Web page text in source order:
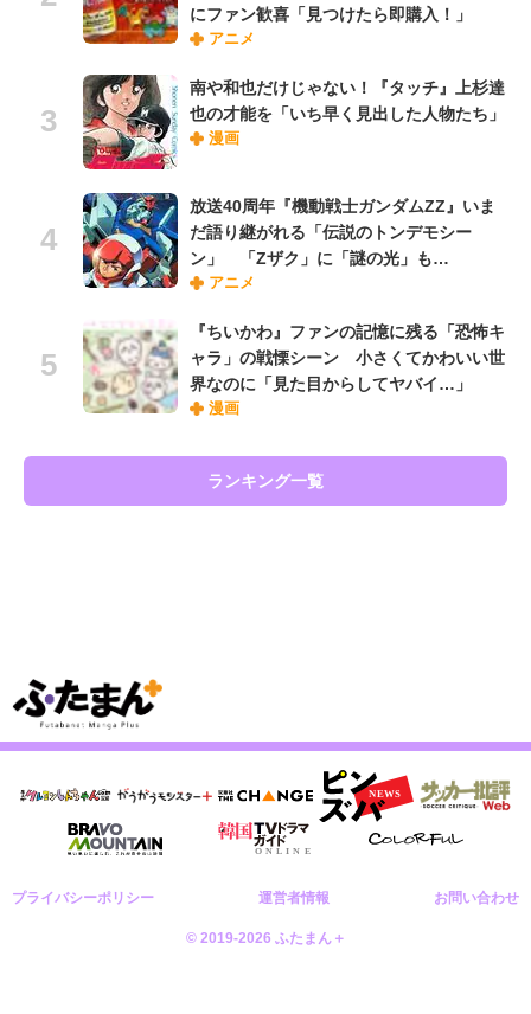
にファン歓喜「見つけたら即購入！」
アニメ
南や和也だけじゃない！『タッチ』上杉達
也の才能を「いち早く見出した人物たち」
漫画
放送40周年『機動戦士ガンダムZZ』いま
だ語り継がれる「伝説のトンデモシー
ン」 「Zザク」に「謎の光」も…
アニメ
『ちいかわ』ファンの記憶に残る「恐怖キ
ャラ」の戦慄シーン 小さくてかわいい世
界なのに「見た目からしてヤバイ…」
漫画
ランキング一覧
プライバシーポリシー 運営者情報 お問い合わせ
© 2019-2026 ふたまん＋